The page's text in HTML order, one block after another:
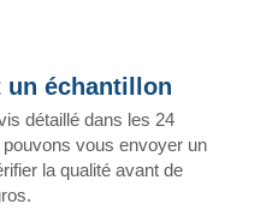
un échantillon
détaillé dans les 24
vous envoyer un
la qualité avant de